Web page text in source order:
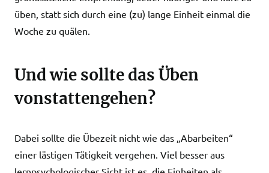
üben, statt sich durch eine (zu) lange Einheit einmal die
Woche zu quälen.
Und wie sollte das Üben
vonstattengehen?
Dabei sollte die Übezeit nicht wie das „Abarbeiten“
einer lästigen Tätigkeit vergehen. Viel besser aus